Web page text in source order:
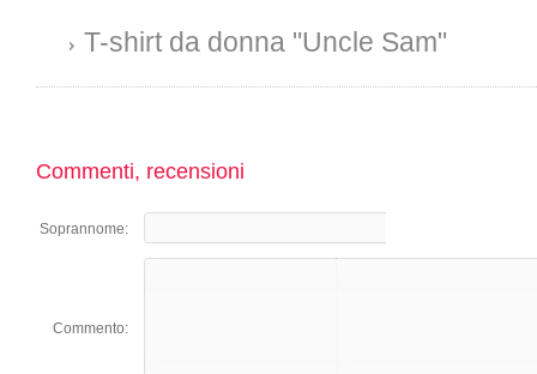
T-shirt da donna "Uncle Sam"
Commenti, recensioni
Soprannome:
Commento: